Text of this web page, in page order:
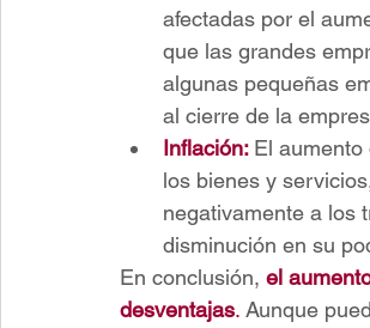
afectadas por el
que las grandes
algunas pequeñas
al cierre de la
Inflación: El
los bienes y
negativamente a los
disminución en su
En conclusión, el
desventajas. Aunque